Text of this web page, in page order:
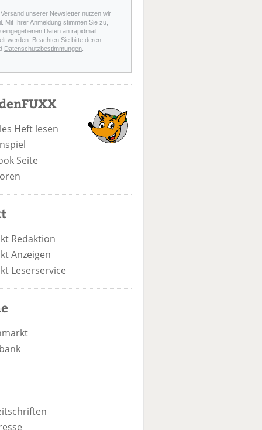
Versand unserer Newsletter nutzen wir
Mit Ihrer Anmeldung stimmen Sie zu,
eingegebenen Daten an rapidmail
werden. Beachten Sie bitte deren
Datenschutzbestimmungen.
Heft lesen
Seite
Redaktion
Anzeigen
Leserservice